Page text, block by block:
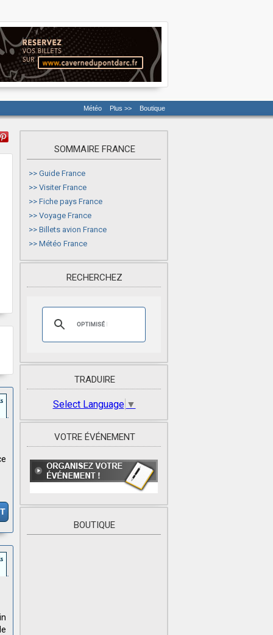
Météo Plus >> Boutique
SOMMAIRE FRANCE
>> Guide France
>> Visiter France
>> Fiche pays France
>> Voyage France
>> Billets avion France
>> Météo France
RECHERCHEZ
TRADUIRE
Select Language ▼
VOTRE ÉVÉNEMENT
BOUTIQUE